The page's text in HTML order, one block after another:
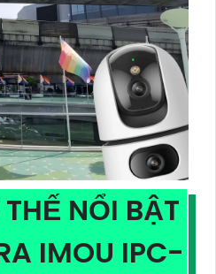
NỔI BẬT
IMOU IPC-